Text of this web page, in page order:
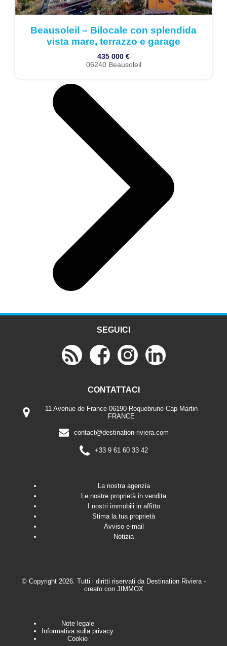
Beausoleil – Bilocale con splendida
vista mare, terrazzo e garage
435 000 €
06240 Beausoleil
SEGUICI
CONTATTACI
11 Avenue de France 06190 Roquebrune Cap Martin
FRANCE
contact@destination-riviera.com
+33 9 61 60 33 42
La nostra agenzia
Le nostre proprietà in vendita
I nostri immobili in affitto
Stima la tua proprietà
Avviso e-mail
Notizia
© Copyright 2026. Tutti i diritti riservati da Destination Riviera-
creato con JIMMOX
Note legale
Informativa sulla privacy
Cookie